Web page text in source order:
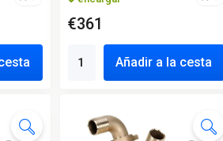
€361
Añadir a la cesta